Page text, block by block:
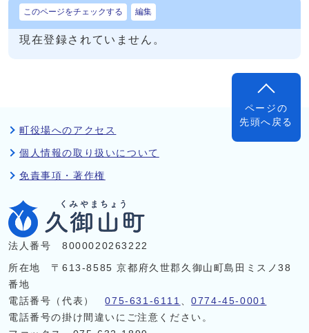
このページをチェックする 編集
現在登録されていません。
ページの
先頭へ戻る
町役場へのアクセス
個人情報の取り扱いについて
免責事項・著作権
法人番号 8000020263222
所在地 〒613-8585 京都府久世郡久御山町島田ミスノ38
番地
電話番号（代表）075-631-6111 、0774-45-0001
電話番号の掛け間違いにご注意ください。